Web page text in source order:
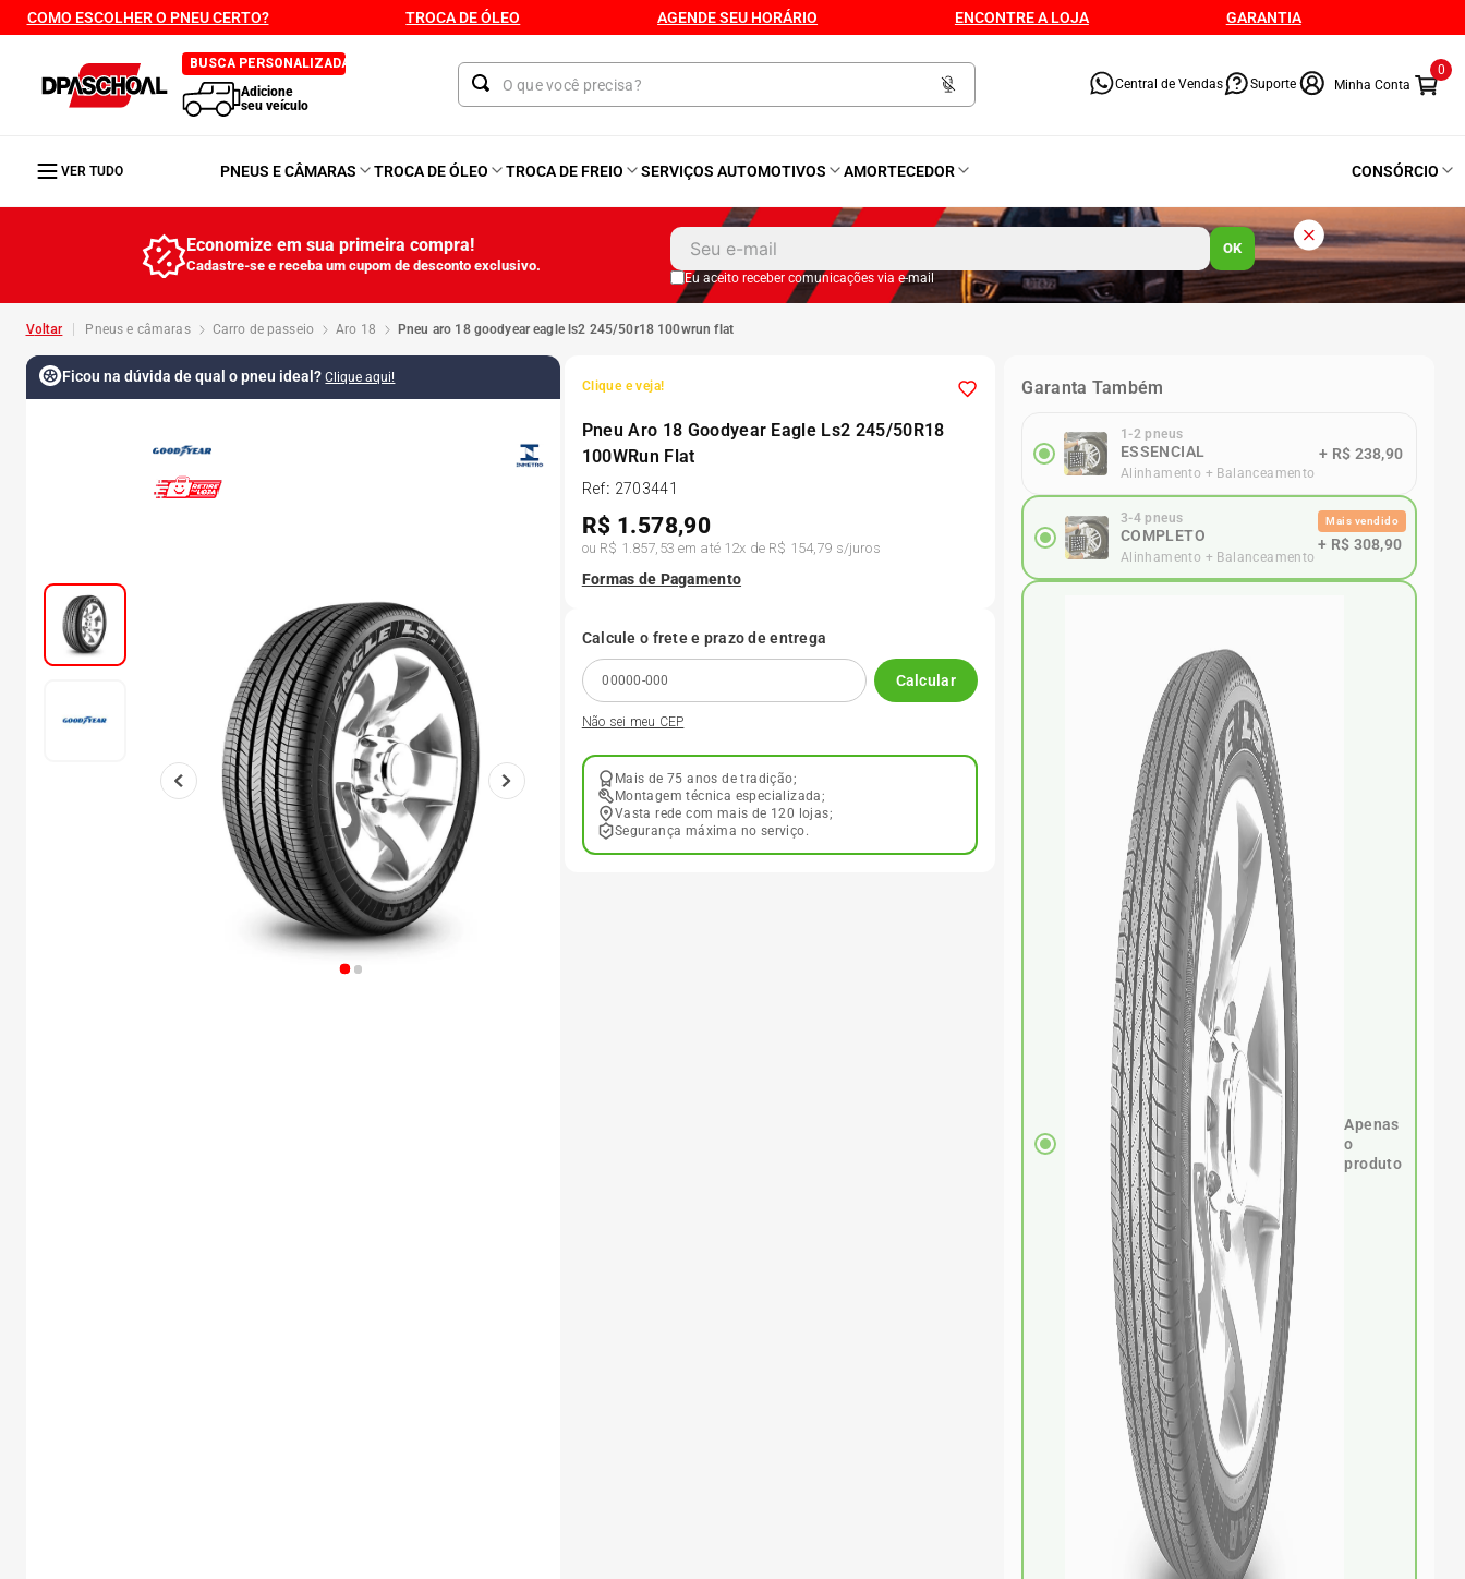
COMO ESCOLHER O PNEU CERTO? TROCA DE ÓLEO AGENDE SEU HORÁRIO ENCONTRE A LOJA GARANTIA
BUSCA PERSONALIZADA
Adicione
seu veículo
Central de Vendas Suporte
0
VER TUDO PNEUS E CÂMARAS TROCA DE ÓLEO TROCA DE FREIO SERVIÇOS AUTOMOTIVOS AMORTECEDOR CONSÓRCIO
Economize em sua primeira compra!
Cadastre-se e receba um cupom de desconto exclusivo.
OK
Eu aceito receber comunicações via e-mail
pneus e câmaras carro de passeio aro 18 pneu aro 18 goodyear eagle ls2 245/50r18 100wrun flat
Ficou na dúvida de qual o pneu ideal?Clique aqui!
Clique e veja!
Pneu Aro 18 Goodyear Eagle Ls2 245/50R18
100WRun Flat
Ref: 2703441
R$ 1.578,90
ou R$ 1.857,53 em até 12x de R$ 154,79 s/juros
Formas de Pagamento
Calcule o frete e prazo de entrega
Calcular
Não sei meu CEP
Mais de 75 anos de tradição;
Montagem técnica especializada;
Vasta rede com mais de 120 lojas;
Segurança máxima no serviço.
Garanta Também
1-2 pneus
ESSENCIAL
Alinhamento + Balanceamento
+ R$ 238,90
3-4 pneus
COMPLETO
Alinhamento + Balanceamento
Mais vendido
+ R$ 308,90
Apenas
o
produto
1º Kit 4 Pneu
2º Bproauto
3º Kit 4 Pneu Xbri Aro 13
4º 175 70r14
185 60r15
205 55r16
195 55r15
175 65 14
10º 175 70r13